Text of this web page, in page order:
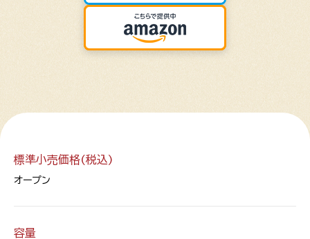
標準小売価格(税込)
オープン
容量